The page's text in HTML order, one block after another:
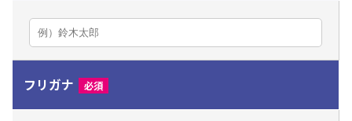
フリガナ 必須